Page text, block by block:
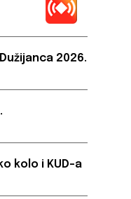
2026.
kolo i KUD-a